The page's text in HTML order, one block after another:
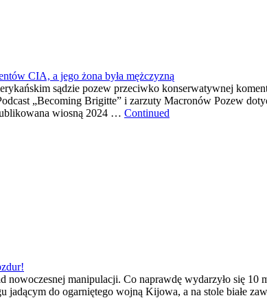
CIA, a jego żona była mężczyzną
sądzie pozew przeciwko konserwatywnej
„Becoming Brigitte” i zarzuty Macronów Pozew
wiosną 2024 … Continued
manipulacji. Co naprawdę wydarzyło się 10
do ogarniętego wojną Kijowa, a na stole białe